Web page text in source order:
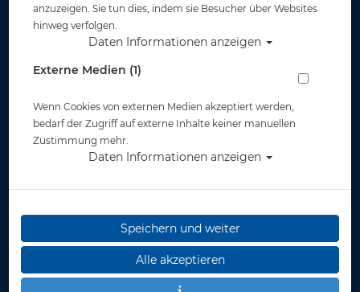
anzuzeigen. Sie tun dies, indem sie Besucher über Websites
hinweg verfolgen.
Daten Informationen anzeigen
Externe Medien (1)
Wenn Cookies von externen Medien akzeptiert werden,
bedarf der Zugriff auf externe Inhalte keiner manuellen
Zustimmung mehr.
Daten Informationen anzeigen
Speichern und weiter
Alle akzeptieren